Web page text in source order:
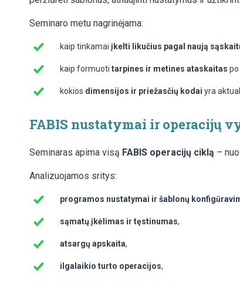
Seminaro metu nagrinėjama:
kaip tinkamai įkelti likučius pagal naują
kaip formuoti tarpines ir metines ataskaitas
kokios dimensijos ir priežasčių kodai yra
FABIS nustatymai ir operacijų
Seminaras apima visą FABIS operacijų ciklą –
Analizuojamos sritys:
programos nustatymai ir šablonų
sąmatų įkėlimas ir tęstinumas,
atsargų apskaita,
ilgalaikio turto operacijos,